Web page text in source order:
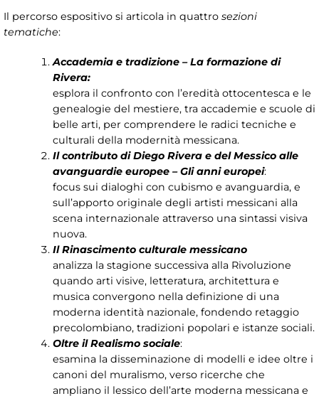
Il percorso espositivo si articola in quattro sezioni
tematiche:
Accademia e tradizione – La formazione di
Rivera:
esplora il confronto con l’eredità ottocentesca e le
genealogie del mestiere, tra accademie e scuole di
belle arti, per comprendere le radici tecniche e
culturali della modernità messicana.
Il contributo di Diego Rivera e del Messico alle
avanguardie europee – Gli anni europei:
focus sui dialoghi con cubismo e avanguardia, e
sull’apporto originale degli artisti messicani alla
scena internazionale attraverso una sintassi visiva
nuova.
Il Rinascimento culturale messicano
analizza la stagione successiva alla Rivoluzione
quando arti visive, letteratura, architettura e
musica convergono nella definizione di una
moderna identità nazionale, fondendo retaggio
precolombiano, tradizioni popolari e istanze sociali.
Oltre il Realismo sociale:
esamina la disseminazione di modelli e idee oltre i
canoni del muralismo, verso ricerche che
ampliano il lessico dell’arte moderna messicana e